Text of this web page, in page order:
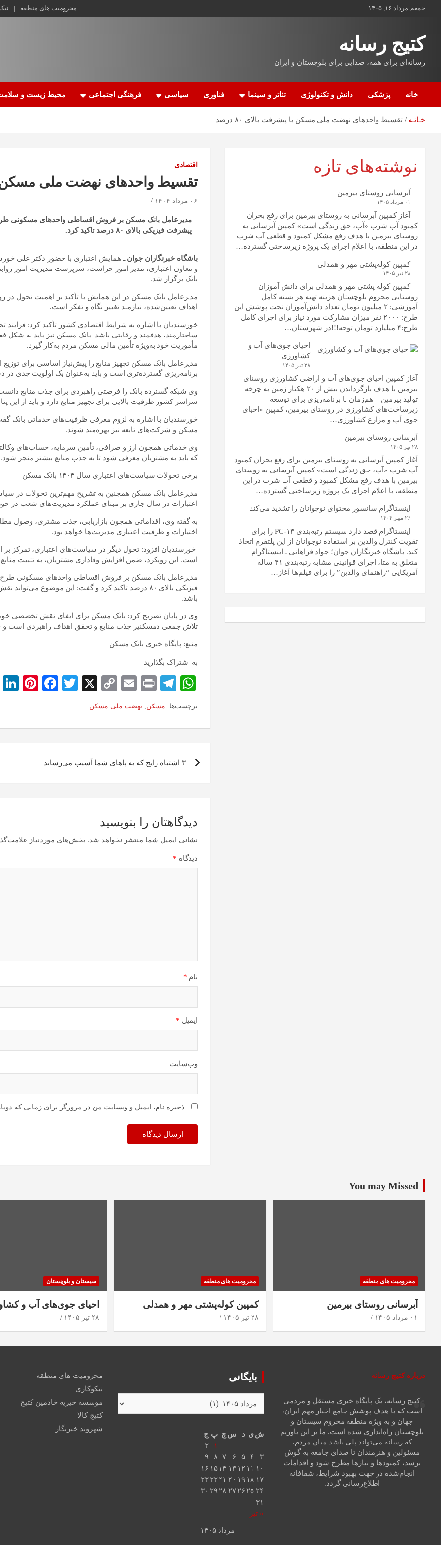
جمعه, مرداد ۱۶, ۱۴۰۵ محرومیت های منطقه
کتیج رسانه
رسانه‌ای برای همه، صدایی برای بلوچستان و ایران
خانه پزشکی دانش و تکنولوژی تئاتر و سینما فناوری سیاسی فرهنگی اجتماعی محیط زیست و
خـانـه تقسیط واحد‌های نهضت ملی مسکن با پیشرفت بالای ۸۰ درصد
اقتصادی
تقسیط واحد‌های نهضت ملی مسکن با
۰۶ مرداد ۱۴۰۴
مدیرعامل بانک مسکن بر فروش اقساطی واحد‌های مسکونی
پیشرفت فیزیکی بالای ۸۰ درصد تاکید کرد.
باشگاه خبرنگاران جوان ـ همایش اعتباری با حضور دکتر علی
و معاون اعتباری، مدیر امور حراست، سرپرست مدیریت امور
بانک برگزار شد.
مدیرعامل بانک مسکن در این همایش با تأکید بر اهمیت تحول در
اهداف تعیین‌شده، نیازمند تغییر نگاه و تفکر است.
خورسندیان با اشاره به شرایط اقتصادی کشور تأکید کرد: فرایند
ساختارمند، هدفمند و رقابتی باشد. بانک مسکن نیز باید به شکل
مأموریت خود به‌ویژه تأمین مالی مسکن مردم به‌کار گیرد.
مدیرعامل بانک مسکن تجهیز منابع را پیش‌نیاز اساسی برای
برنامه‌ریزی گسترده‌تری است و باید به‌عنوان یک اولویت جدی در
سراسر کشور ظرفیت بالایی برای تجهیز منابع دارد و باید از این
خورسندیان با اشاره به لزوم معرفی ظرفیت‌های خدماتی بانک
مسکن و شرکت‌های تابعه نیز بهره‌مند شوند.
وی خدماتی همچون ارز و صرافی، تأمین سرمایه، حساب‌های
که باید به مشتریان معرفی شود تا به جذب منابع بیشتر منجر شود.
برخی تحولات سیاست‌های اعتباری سال ۱۴۰۴ بانک مسکن
اعتبارات در سال جاری بر مبنای عملکرد مدیریت‌های شعب در
به گفته وی، اقداماتی همچون بازاریابی، جذب مشتری، وصول
اختیارات و ظرفیت اعتباری مدیریت‌ها خواهد بود.
خورسندیان افزود: تحول دیگر در سیاست‌های اعتباری، تمرکز
است. این رویکرد، ضمن افزایش وفاداری مشتریان، به تثبیت منابع
مدیرعامل بانک مسکن بر فروش اقساطی واحد‌های مسکونی
فیزیکی بالای ۸۰ درصد تاکید کرد و گفت: این موضوع
باشد.
وی در پایان تصریح کرد: بانک مسکن برای ایفای نقش تخصصی خود
تلاش جمعی دمسکنیر جذب منابع و تحقق اهداف راهبردی است و
منبع: پایگاه خبری بانک مسکن
به اشتراک بگذارید
W
ha
ts
A
Te
le
gr
a
Pr
t
E
m
ail
C
op
y
Li
X
T
r
Fa
ok
Pi
es
برچسب‌ها: مسکن, نهضت ملی مسکن
۳ اشتباه رایج که به پا‌های شما آسیب می‌رساند
دیدگاهتان را بنویسید
نشانی ایمیل شما منتشر نخواهد شد. بخش‌های موردنیاز
دیدگاه *
نام *
ایمیل *
وب‌سایت
ذخیره نام، ایمیل و وبسایت من در مرورگر برای زمانی که
نوشته‌های تازه
آبرسانی روستای بیرمین
۰۱ مرداد ۱۴۰۵
آغاز کمپین آبرسانی به روستای بیرمین برای رفع بحران
کمبود آب شرب «آب، حق زندگی است» کمپین آبرسانی به
روستای بیرمین با هدف رفع مشکل کمبود و قطعی آب شرب
در این منطقه، با اعلام اجرای یک پروژه زیرساختی گسترده…
کمپین کوله‌پشتی مهر و همدلی
۲۸ تیر ۱۴۰۵
کمپین کوله‌ پشتی مهر و همدلی برای دانش آموزان
روستایی محروم بلوچستان هزینه تهیه هر بسته کامل
آموزشی: ۲ میلیون تومان تعداد دانش‌آموزان تحت پوشش این
طرح: ۲۰۰۰ نفر میزان مشارکت مورد نیاز برای اجرای کامل
طرح:۴ میلیارد تومان توجه!!!در شهرستان…
احیای جوی‌های آب و
کشاورزی
۲۸ تیر ۱۴۰۵
آغاز کمپین احیای جوی‌های آب و اراضی کشاورزی روستای
بیرمین با هدف بازگرداندن بیش از ۲۰ هکتار زمین به چرخه
تولید بیرمین – هم‌زمان با برنامه‌ریزی برای توسعه
زیرساخت‌های کشاورزی در روستای بیرمین، کمپین «احیای
جوی آب و مزارع کشاورزی…
آبرسانی روستای بیرمین
۲۸ تیر ۱۴۰۵
آغاز کمپین آبرسانی به روستای بیرمین برای رفع بحران کمبود
آب شرب «آب، حق زندگی است» کمپین آبرسانی به روستای
بیرمین با هدف رفع مشکل کمبود و قطعی آب شرب در این
منطقه، با اعلام اجرای یک پروژه زیرساختی گسترده…
اینستاگرام سانسور محتوای نوجوانان را تشدید می‌کند
۲۶ مهر ۱۴۰۴
اینستاگرام قصد دارد سیستم رتبه‌بندی PG-۱۳ را برای
تقویت کنترل والدین بر استفاده نوجوانان از این پلتفرم اتخاذ
کند. باشگاه خبرنگاران جوان؛ جواد فراهانی ـ اینستاگرام
متعلق به متا، اجرای قوانینی مشابه رتبه‌بندی ۴۱ ساله
آمریکایی “راهنمای والدین” را برای فیلم‌ها آغاز…
You may Missed
محرومیت های منطقه
آبرسانی روستای بیرمین
۰۱ مرداد ۱۴۰۵
محرومیت های منطقه
کمپین کوله‌پشتی مهر و همدلی
۲۸ تیر ۱۴۰۵
سیستان و بلوچستان
احیای جوی‌های آب و
۲۸ تیر ۱۴۰۵
درباره کتیج رسانه
کتیج رسانه، یک پایگاه خبری مستقل و مردمی
است که با هدف پوشش جامع اخبار مهم ایران،
جهان و به ویژه منطقه محروم سیستان و
بلوچستان راه‌اندازی شده است. ما بر این باوریم
که رسانه می‌تواند پلی باشد میان مردم،
مسئولین و هنرمندان تا صدای جامعه به گوش
برسد، کمبودها و نیازها مطرح شود و اقدامات
انجام‌شده در جهت بهبود شرایط، شفافانه
اطلاع‌رسانی گردد.
بایگانی
مرداد ۱۴۰۵
ش ی د س چ پ ج
« تیر
۱
۲
۳
۴ ۵ ۶ ۷ ۸
۹
۱۰ ۱۱ ۱۲ ۱۳ ۱۴ ۱۵ ۱۶
۱۷ ۱۸ ۱۹ ۲۰ ۲۱ ۲۲ ۲۳
۲۴ ۲۵ ۲۶ ۲۷ ۲۸ ۲۹ ۳۰
۳۱
محرومیت های منطقه
نیکوکاری
موسسه خیریه خادمین کتیج
کتیج کالا
شهروند خبرنگار